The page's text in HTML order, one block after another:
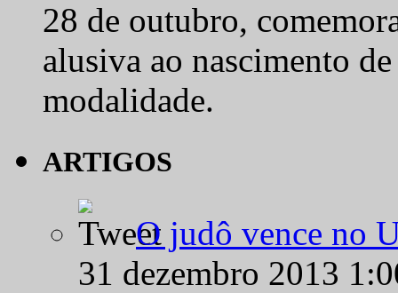
28 de outubro,
alusiva ao nascimento
modalidade.
ARTIGOS
O judô vence no
31 dezembro 2013